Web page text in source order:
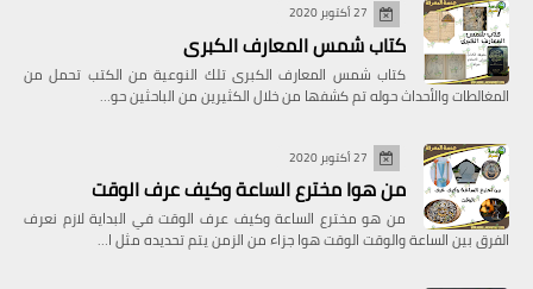
27 أكتوبر 2020
كتاب شمس المعارف الكبرى
كتاب شمس المعارف الكبرى تلك النوعية من الكتب تحمل من
المغالطات والأحداث حوله تم كشفها من خلال الكثيرين من الباحثين حو…
27 أكتوبر 2020
من هوا مخترع الساعة وكيف عرف الوقت
من هو مخترع الساعة وكيف عرف الوقت في البداية لازم نعرف
الفرق بين الساعة والوقت الوقت هوا جزاء من الزمن يتم تحديده مثل ا…